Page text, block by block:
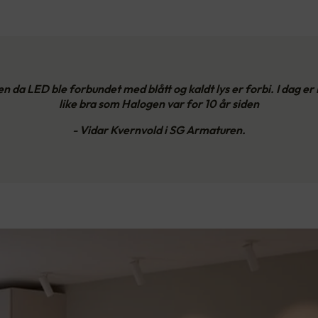
da LED ble forbundet med blått og kaldt lys er forbi. I dag er
like bra som Halogen var for 10 år siden
- Vidar Kvernvold i SG Armaturen.